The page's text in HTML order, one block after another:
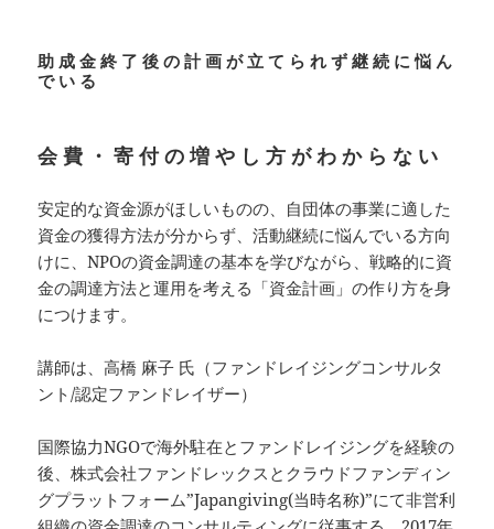
助 成 金 終 了 後 の 計 画 が 立 て ら れ ず 継 続 に 悩 ん
で い る
会 費 ・ 寄 付 の 増 や し 方 が わ か ら な い
安定的な資金源がほしいものの、自団体の事業に適した
資金の獲得方法が分からず、活動継続に悩んでいる方向
けに、NPOの資金調達の基本を学びながら、戦略的に資
金の調達方法と運用を考える「資金計画」の作り方を身
につけます。
講師は、高橋 麻子 氏（ファンドレイジングコンサルタ
ント/認定ファンドレイザー）
国際協力NGOで海外駐在とファンドレイジングを経験の
後、株式会社ファンドレックスとクラウドファンディン
グプラットフォーム”Japangiving(当時名称)”にて非営利